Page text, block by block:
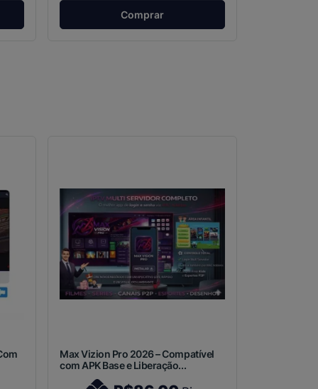
Comprar
Max Vizion Pro 2026 – Compatível
com APK Base e Liberação...